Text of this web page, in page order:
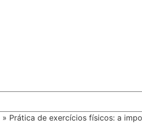
» Prática de exercícios físicos: a